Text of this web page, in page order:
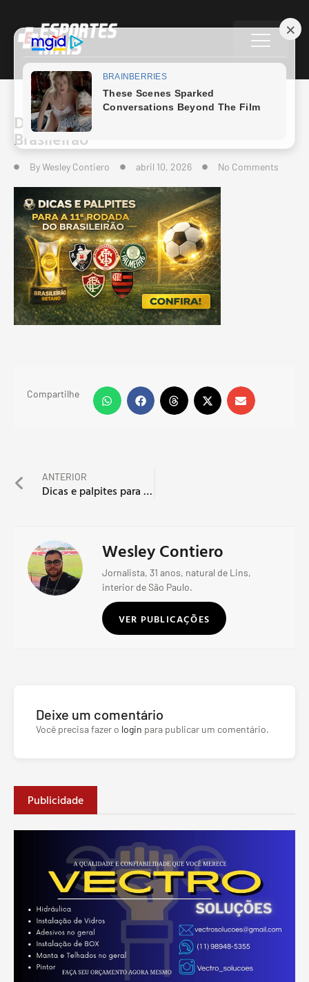
Dicas e palpites para a 11ª rodada do
Brasileirão
ByWesley Contiero abril 10, 2026 No Comments
Compartilhe
ANTERIOR
Dicas e palpites para a 11ª rodada do Brasileirão
Wesley Contiero
Jornalista, 31 anos, natural de Lins,
interior de São Paulo.
VER PUBLICAÇÕES
Deixe um comentário
Você precisa fazer o login para publicar um comentário.
Publicidade